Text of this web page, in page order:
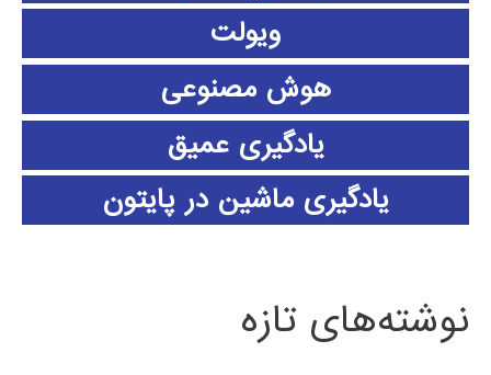
ویولت
هوش مصنوعی
یادگیری عمیق
یادگیری ماشین در پایتون
نوشته‌های تازه